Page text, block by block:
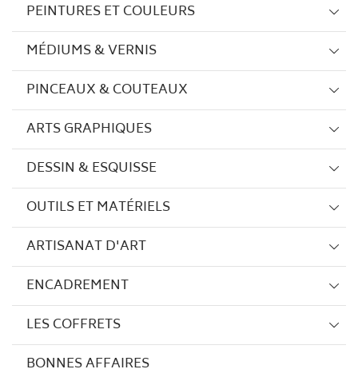
PEINTURES ET COULEURS
MÉDIUMS & VERNIS
PINCEAUX & COUTEAUX
ARTS GRAPHIQUES
DESSIN & ESQUISSE
OUTILS ET MATÉRIELS
ARTISANAT D'ART
ENCADREMENT
LES COFFRETS
BONNES AFFAIRES